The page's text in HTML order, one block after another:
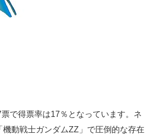
で得票率は17％となっています。ネ
動戦士ガンダムZZ」で圧倒的な存在